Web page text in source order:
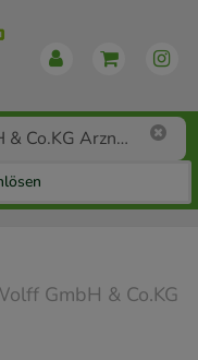
GmbH & Co.KG